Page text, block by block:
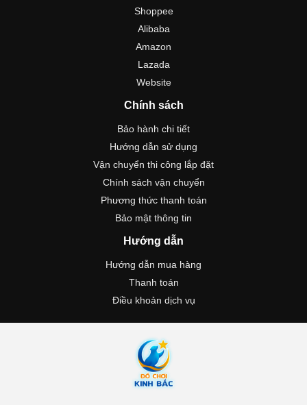
Shoppee
Alibaba
Amazon
Lazada
Website
Chính sách
Bảo hành chi tiết
Hướng dẫn sử dụng
Vận chuyển thi công lắp đặt
Chính sách vận chuyển
Phương thức thanh toán
Bảo mật thông tin
Hướng dẫn
Hướng dẫn mua hàng
Thanh toán
Điều khoản dịch vụ